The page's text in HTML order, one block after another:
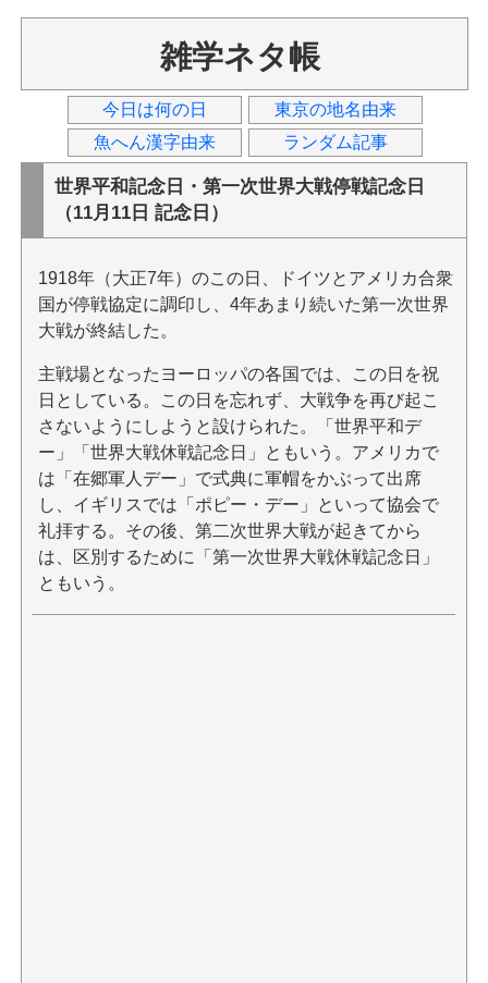
雑学ネタ帳
今日は何の日
東京の地名由来
魚へん漢字由来
ランダム記事
世界平和記念日・第一次世界大戦停戦記念日
（11月11日 記念日）
1918年（大正7年）のこの日、ドイツとアメリカ合衆
国が停戦協定に調印し、4年あまり続いた第一次世界
大戦が終結した。
主戦場となったヨーロッパの各国では、この日を祝
日としている。この日を忘れず、大戦争を再び起こ
さないようにしようと設けられた。「世界平和デ
ー」「世界大戦休戦記念日」ともいう。アメリカで
は「在郷軍人デー」で式典に軍帽をかぶって出席
し、イギリスでは「ポピー・デー」といって協会で
礼拝する。その後、第二次世界大戦が起きてから
は、区別するために「第一次世界大戦休戦記念日」
ともいう。